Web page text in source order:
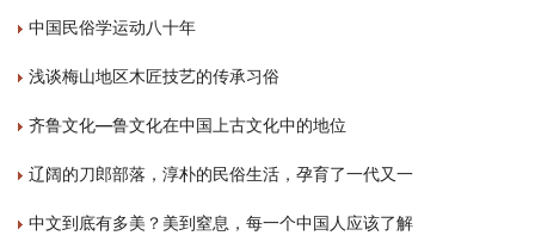
中国民俗学运动八十年
浅谈梅山地区木匠技艺的传承习俗
齐鲁文化—鲁文化在中国上古文化中的地位
辽阔的刀郎部落，淳朴的民俗生活，孕育了一代又一
中文到底有多美？美到窒息，每一个中国人应该了解